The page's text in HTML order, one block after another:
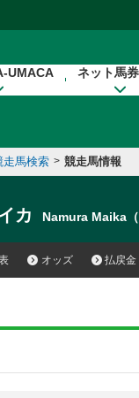
UMACA ネット馬
走馬検索 > 競走馬情報
カ Namura Maika
オッズ 払戻金